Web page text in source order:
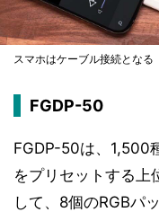
スマホはケーブル接続となる
FGDP-50
FGDP-50は、1,500
をプリセットする上
して、8個のRGBパ